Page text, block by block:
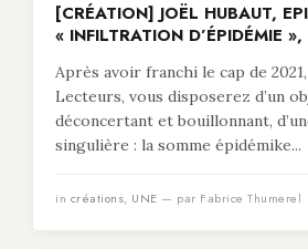
[CRÉATION] JOËL HUBAUT,
« INFILTRATION D’ÉPIDÉMIE
Après avoir franchi le cap de
Lecteurs, vous disposerez d’un
déconcertant et bouillonnant,
singulière : la somme épidémike...
in créations, UNE — par Fabrice Thumerel